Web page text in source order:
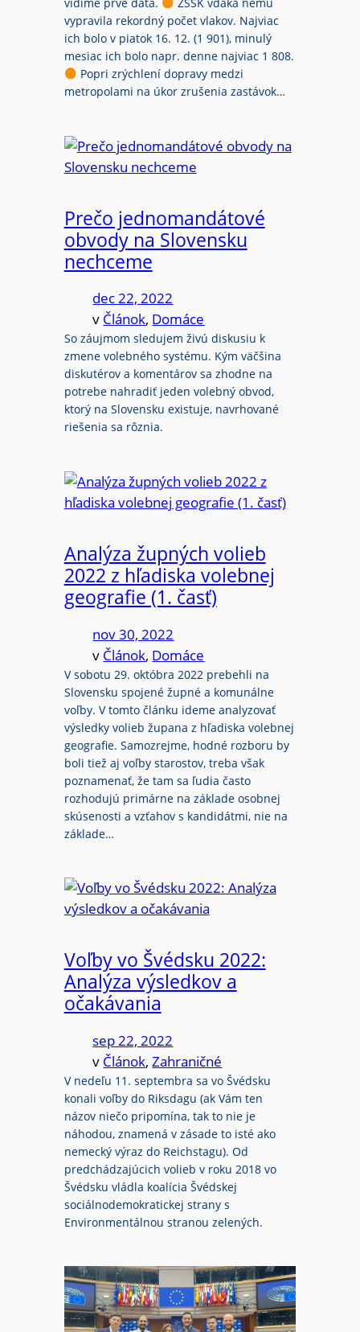
vypravila rekordný počet vlakov. Najviac
ich bolo v piatok 16. 12. (1 901), minulý
mesiac ich bolo napr. denne najviac 1 808.
Popri zrýchlení dopravy medzi
metropolami na úkor zrušenia zastávok…
Prečo jednomandátové
obvody na Slovensku
nechceme
dec 22, 2022
v Článok, Domáce
So záujmom sledujem živú diskusiu k
zmene volebného systému. Kým väčšina
diskutérov a komentárov sa zhodne na
potrebe nahradiť jeden volebný obvod,
ktorý na Slovensku existuje, navrhované
riešenia sa rôznia.
Analýza župných volieb
2022 z hľadiska volebnej
geografie (1. časť)
nov 30, 2022
v Článok, Domáce
V sobotu 29. októbra 2022 prebehli na
Slovensku spojené župné a komunálne
voľby. V tomto článku ideme analyzovať
výsledky volieb župana z hľadiska volebnej
geografie. Samozrejme, hodné rozboru by
boli tiež aj voľby starostov, treba však
poznamenať, že tam sa ľudia často
rozhodujú primárne na základe osobnej
skúsenosti a vzťahov s kandidátmi, nie na
základe…
Voľby vo Švédsku 2022:
Analýza výsledkov a
očakávania
sep 22, 2022
v Článok, Zahraničné
V nedeľu 11. septembra sa vo Švédsku
konali voľby do Riksdagu (ak Vám ten
názov niečo pripomína, tak to nie je
náhodou, znamená v zásade to isté ako
nemecký výraz do Reichstagu). Od
predchádzajúcich volieb v roku 2018 vo
Švédsku vládla koalícia Švédskej
sociálnodemokratickej strany s
Environmentálnou stranou zelených.